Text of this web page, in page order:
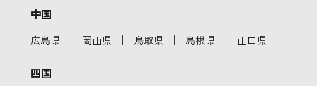
中国
広島県 ｜ 岡山県 ｜ 鳥取県 ｜ 島根県 ｜ 山口県
四国